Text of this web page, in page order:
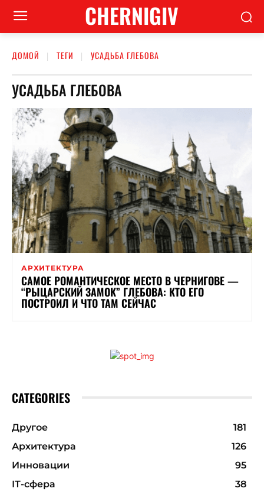
CHERNIGIV
ДОМОЙ ТЕГИ УСАДЬБА ГЛЕБОВА
УСАДЬБА ГЛЕБОВА
АРХИТЕКТУРА
САМОЕ РОМАНТИЧЕСКОЕ МЕСТО В ЧЕРНИГОВЕ —
“РЫЦАРСКИЙ ЗАМОК” ГЛЕБОВА: КТО ЕГО
ПОСТРОИЛ И ЧТО ТАМ СЕЙЧАС
CATEGORIES
Другое
181
Архитектура
126
Инновации
95
ІТ-сфера
38